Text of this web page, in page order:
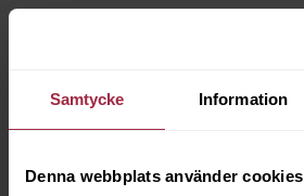
Samtycke Information
Denna webbplats använder cookies